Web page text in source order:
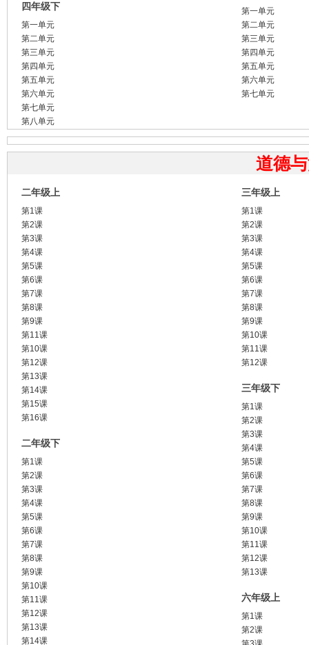
四年级下
第一单元
第二单元
第三单元
第四单元
第五单元
第六单元
第七单元
第八单元
第一单元
第二单元
第三单元
第四单元
第五单元
第六单元
第七单元
道德
二年级上
第1课
第2课
第3课
第4课
第5课
第6课
第7课
第8课
第9课
第11课
第10课
第12课
第13课
第14课
第15课
第16课
二年级下
第1课
第2课
第3课
第4课
第5课
第6课
第7课
第8课
第9课
第10课
第11课
第12课
第13课
第14课
三年级上
第1课
第2课
第3课
第4课
第5课
第6课
第7课
第8课
第9课
第10课
第11课
第12课
三年级下
第1课
第2课
第3课
第4课
第5课
第6课
第7课
第8课
第9课
第10课
第11课
第12课
第13课
六年级上
第1课
第2课